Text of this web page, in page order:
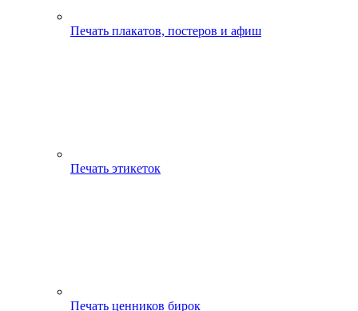
Печать плакатов, постеров и афиш
Печать этикеток
Печать ценников бирок